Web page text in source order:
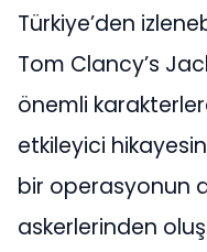
Türkiye’den
Tom Clancy’s
önemli
etkileyici
bir operasyonun
askerlerinden